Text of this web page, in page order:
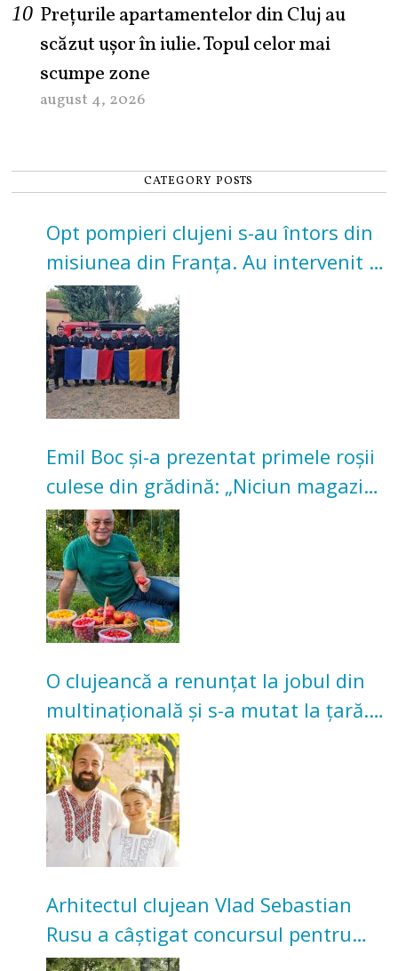
Prețurile apartamentelor din Cluj au
scăzut ușor în iulie. Topul celor mai
scumpe zone
august 4, 2026
CATEGORY POSTS
Opt pompieri clujeni s-au întors din
misiunea din Franța. Au intervenit la
incendii de vegetație și pădure
Emil Boc și-a prezentat primele roșii
culese din grădină: „Niciun magazin
nu poate oferi această satisfacție”
O clujeancă a renunțat la jobul din
multinațională și s-a mutat la țară.
Acum cultivă legume în grădina
bunicilor
Arhitectul clujean Vlad Sebastian
Rusu a câștigat concursul pentru
transformarea Grădinii Casei